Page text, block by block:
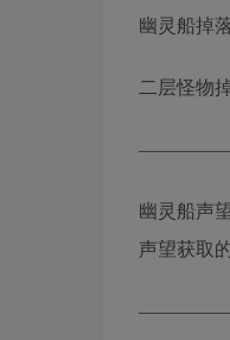
幽灵船掉
二层怪物
幽灵船声
声望获取的